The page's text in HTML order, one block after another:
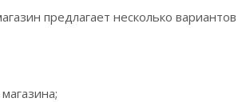
предлагает несколько вариантов